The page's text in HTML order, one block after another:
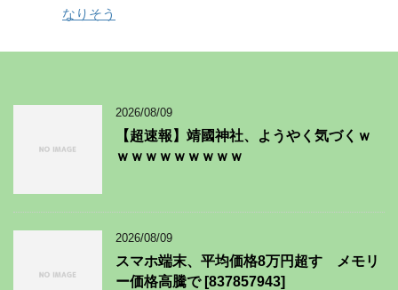
なりそう
2026/08/09
【超速報】靖國神社、ようやく気づくｗ
ｗｗｗｗｗｗｗｗｗ
2026/08/09
スマホ端末、平均価格8万円超す メモリ
ー価格高騰で [837857943]